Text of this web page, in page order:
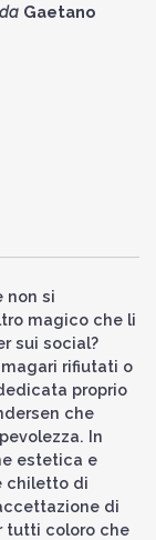
Gaetano
non si
magico che li
sui social?
magari rifiutati o
proprio
che
In
estetica e
chiletto di
di
tutti coloro che